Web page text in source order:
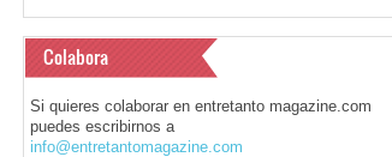
Colabora
Si quieres colaborar en entretanto magazine.com
puedes escribirnos a
info@entretantomagazine.com